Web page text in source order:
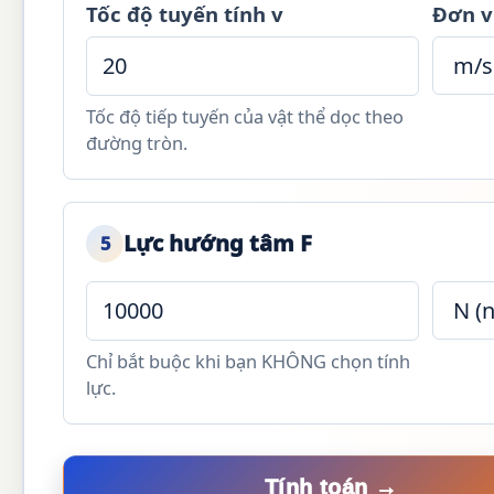
Tốc độ tuyến tính v
Tốc độ tiếp tuyến của vật thể dọc theo
đường tròn.
Đơn
5 Lực hướng tâm F
Chỉ bắt buộc khi bạn KHÔNG chọn tính
lực.
Tính toán →